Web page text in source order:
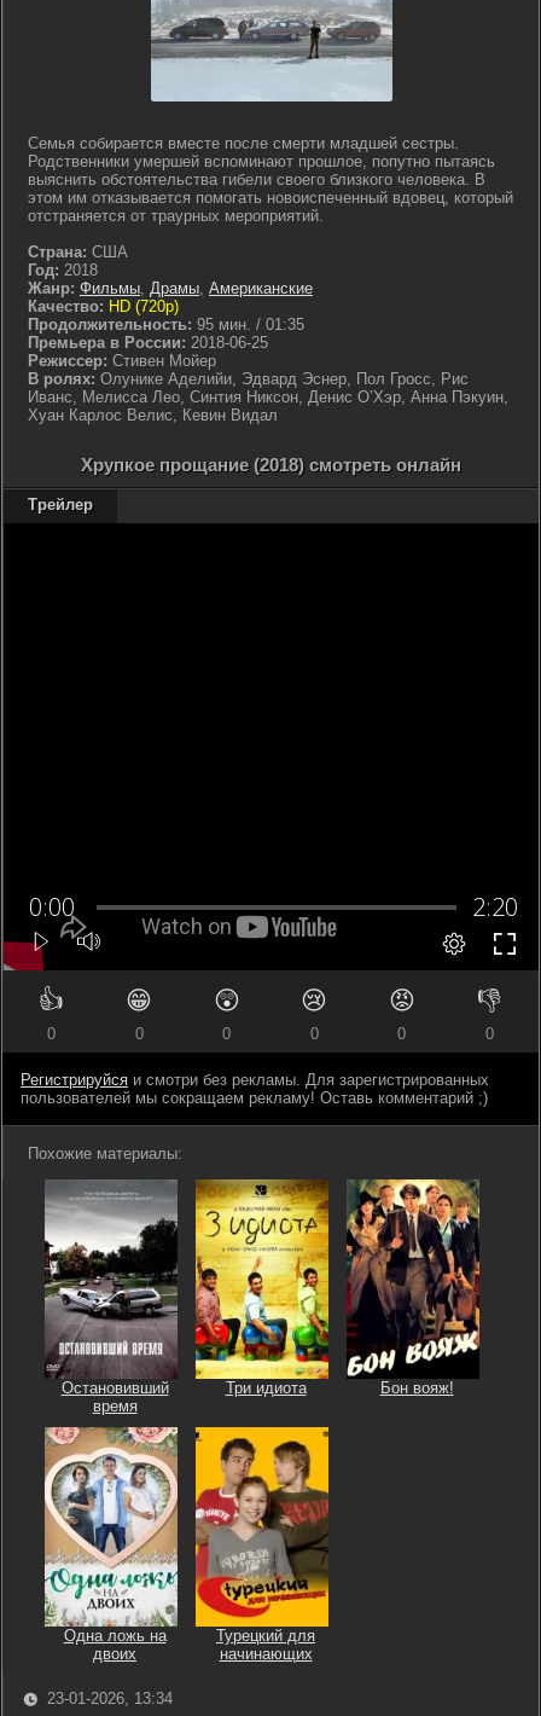
Семья собирается вместе после смерти младшей сестры.
Родственники умершей вспоминают прошлое, попутно пытаясь
выяснить обстоятельства гибели своего близкого человека. В
этом им отказывается помогать новоиспеченный вдовец, который
отстраняется от траурных мероприятий.
Страна: США
Год: 2018
Жанр: Фильмы, Драмы, Американские
Качество: HD (720p)
Продолжительность: 95 мин. / 01:35
Премьера в России: 2018-06-25
Режиссер: Стивен Мойер
В ролях: Олунике Аделийи, Эдвард Эснер, Пол Гросс, Рис
Иванс, Мелисса Лео, Синтия Никсон, Денис О’Хэр, Анна Пэкуин,
Хуан Карлос Велис, Кевин Видал
Хрупкое прощание (2018) смотреть онлайн
Трейлер
👍
0
😁
0
😲
0
😢
0
😡
0
👎
0
Регистрируйся и смотри без рекламы. Для зарегистрированных
пользователей мы сокращаем рекламу! Оставь комментарий ;)
Похожие материалы:
Остановивший
время
Три идиота Бон вояж!
Одна ложь на
двоих
Турецкий для
начинающих
23-01-2026, 13:34